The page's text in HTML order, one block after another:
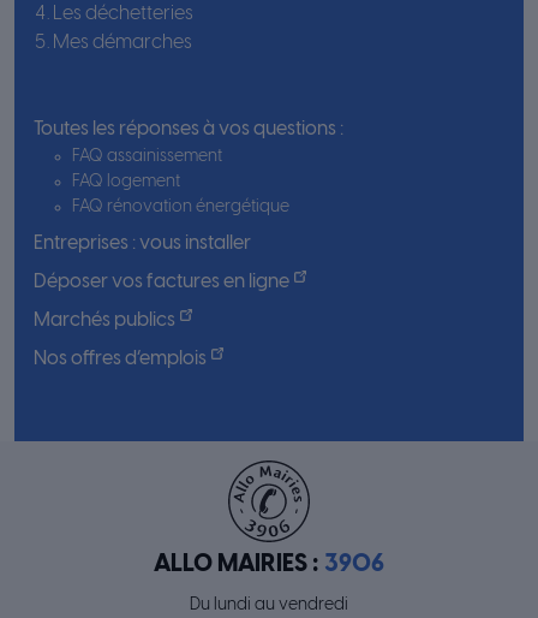
Les déchetteries
Mes démarches
Toutes les réponses à vos questions :
FAQ assainissement
FAQ logement
FAQ rénovation énergétique
Entreprises : vous installer
Déposer vos factures en ligne
Marchés publics
Nos offres d’emplois
ALLO MAIRIES : 3906
Du lundi au vendredi